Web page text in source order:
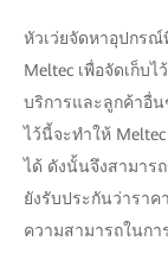
หัวเว่ยจัดหาอุปกร
Meltec เพื่อจัดเก็บ
บริการและลูกค้าอื่น
ไว้นี้จะทำให้
ได้ ดังนั้นจึงสามาร
ยังรับประกันว่าราค
ความสามารถในก